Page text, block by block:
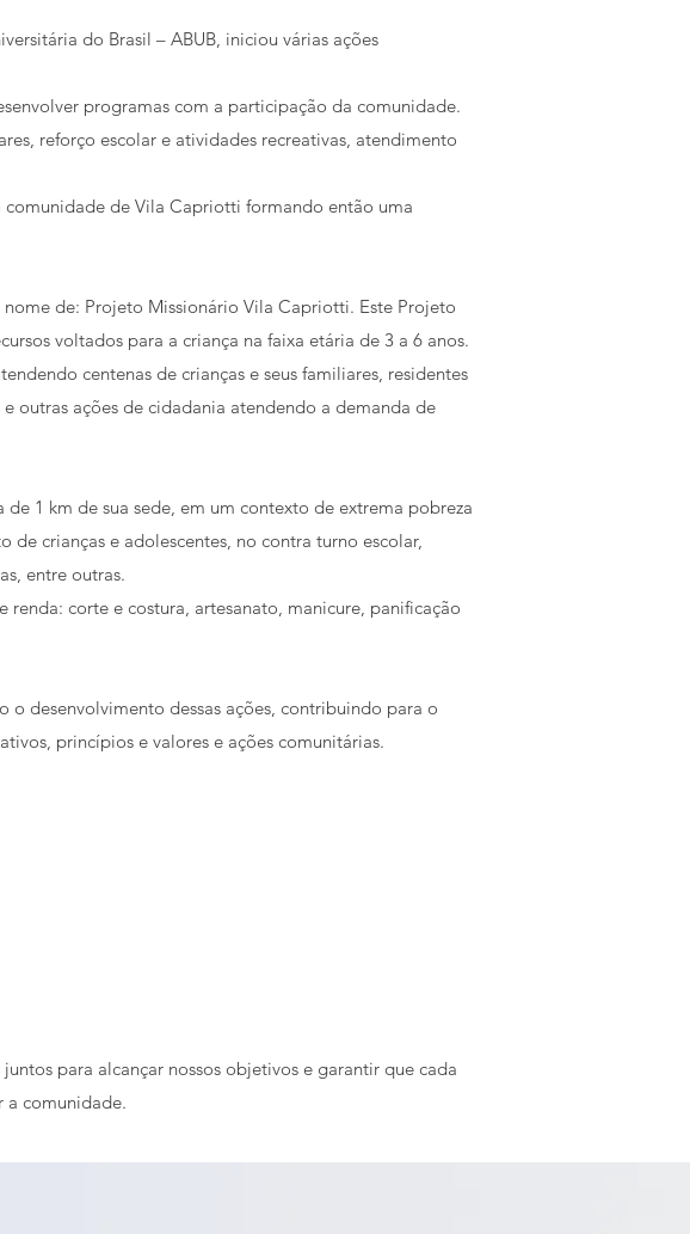
do Brasil – ABUB, iniciou várias ações
programas com a participação da comunidade.
reforço escolar e atividades recreativas, atendimento
de Vila Capriotti formando então uma
de: Projeto Missionário Vila Capriotti. Este Projeto
voltados para a criança na faixa etária de 3 a 6 anos.
centenas de crianças e seus familiares, residentes
outras ações de cidadania atendendo a demanda de
1 km de sua sede, em um contexto de extrema pobreza
crianças e adolescentes, no contra turno escolar,
entre outras.
corte e costura, artesanato, manicure, panificação
o desenvolvimento dessas ações, contribuindo para o
princípios e valores e ações comunitárias.
para alcançar nossos objetivos e garantir que cada
a comunidade.